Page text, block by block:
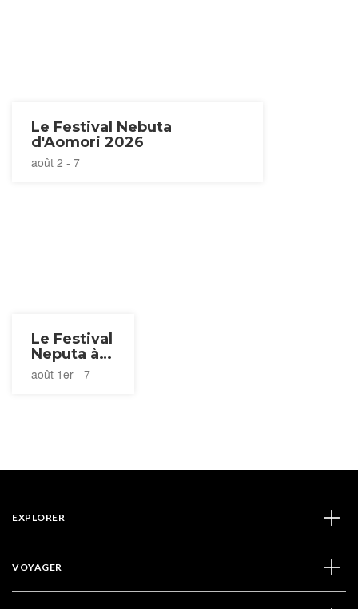
Le Festival Nebuta
d'Aomori 2026
août 2 - 7
Le Festival
Neputa à
Hirosaki
2026
août 1er - 7
EXPLORER
VOYAGER